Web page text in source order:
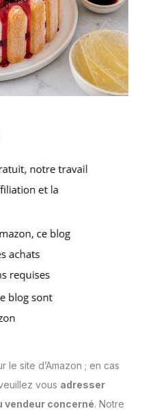
le site d’Amazon ; en cas
vous adresser
vendeur concerné. Notre